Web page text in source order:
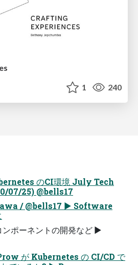
1 240
のCI環境 July Tech
07/25) @bells17
/ @bells17 ▶ Software
ンポーネントの開発など ▶
が Kubernetes の CI/CD で